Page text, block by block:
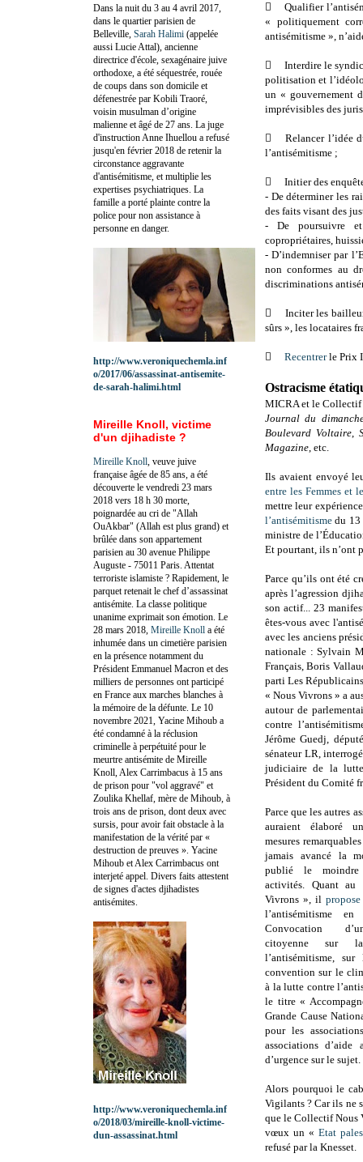

Qualifier
« politiquement
antisémitisme »,

Interdire le
politisation et
un « gouvernement
imprévisibles des

Relancer l’idée
l’antisémitisme ;

Initier des
- De déterminer les
des faits visant des
- De poursuivre
copropriétaires,
-D’indemniser par
non conformes au
discriminations

Inciter les
sûrs », les locataires
 Recentrerle Prix
Ostracisme
MICRA et le Collectif
Journal du
Boulevard Voltaire,
Magazine, etc.
Ils avaient envoyé
entre les Femmes et
mettre leur
l’antisémitisme du 13
ministre de
Et pourtant, ils n’ont
Parce qu’ils ont été
après l’agression
son actif... 23
êtes-vous avec
avec les anciens
nationale : Sylvain
Français, Boris
parti Les
« Nous Vivrons » a
autour de
contre
Jérôme Guedj,
sénateur LR,
judiciaire de la
Président du Comité
Parce que les autres
auraient élaboré
mesures
jamais avancé la
publié le
activités. Quant
Vivrons », il propose
l’antisémitisme
Convocation
citoyenne sur
l’antisémitisme,
convention sur le
à la lutte contre
le titre «
Grande Cause
pour les
associations
d’urgence sur le
Alors pourquoi le
Vigilants ? Car ils ne
que le Collectif Nous
vœux un « Etat
refusé par la Knesset.
Dans la nuit du 3 au 4 avril 2017,
dans le quartier parisien de
Belleville, Sarah Halimi (appelée
aussi Lucie Attal), ancienne
directrice d'école, sexagénaire juive
orthodoxe, a été séquestrée, rouée
de coups dans son domicile et
défenestrée par Kobili Traoré,
voisin musulman d’origine
malienne et âgé de 27 ans. La juge
d'instruction Anne Ihuellou a refusé
jusqu'en février 2018 de retenir la
circonstance aggravante
d'antisémitisme, et multiplie les
expertises psychiatriques. La
famille a porté plainte contre la
police pour non assistance à
personne en danger.
http://www.veroniquechemla.inf
o/2017/06/assassinat-antisemite-
de-sarah-halimi.html
Mireille Knoll, victime
d'un djihadiste ?
Mireille Knoll , veuve juive
française âgée de 85 ans, a été
découverte le vendredi 23 mars
2018 vers 18 h 30 morte,
poignardée au cri de "Allah
OuAkbar" (Allah est plus grand) et
brûlée dans son appartement
parisien au 30 avenue Philippe
Auguste - 75011 Paris. Attentat
terroriste islamiste ? Rapidement, le
parquet retenait le chef d’assassinat
antisémite. La classe politique
unanime exprimait son émotion. Le
28 mars 2018, Mireille Knoll a été
inhumée dans un cimetière parisien
en la présence notamment du
Président Emmanuel Macron et des
milliers de personnes ont participé
en France aux marches blanches à
la mémoire de la défunte. Le 10
novembre 2021, Yacine Mihoub a
été condamné à la réclusion
criminelle à perpétuité pour le
meurtre antisémite de Mireille
Knoll, Alex Carrimbacus à 15 ans
de prison pour "vol aggravé" et
Zoulika Khellaf, mère de Mihoub, à
trois ans de prison, dont deux avec
sursis, pour avoir fait obstacle à la
manifestation de la vérité par «
destruction de preuves ». Yacine
Mihoub et Alex Carrimbacus ont
interjeté appel. Divers faits attestent
de signes d'actes djihadistes
antisémites.
http://www.veroniquechemla.inf
o/2018/03/mireille-knoll-victime-
dun-assassinat.html